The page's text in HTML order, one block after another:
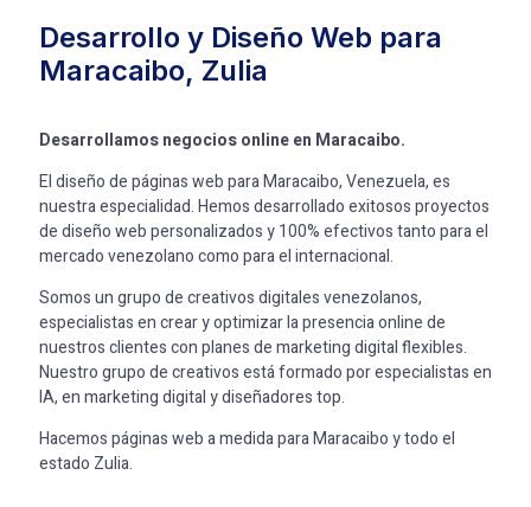
Desarrollo y Diseño Web para
Maracaibo, Zulia
Desarrollamos negocios online en Maracaibo.
El diseño de páginas web para Maracaibo, Venezuela, es
nuestra especialidad. Hemos desarrollado exitosos proyectos
de diseño web personalizados y 100% efectivos tanto para el
mercado venezolano como para el internacional.
Somos un grupo de creativos digitales venezolanos,
especialistas en crear y optimizar la presencia online de
nuestros clientes con planes de marketing digital flexibles.
Nuestro grupo de creativos está formado por especialistas en
IA, en marketing digital y diseñadores top.
Hacemos páginas web a medida para Maracaibo y todo el
estado Zulia.